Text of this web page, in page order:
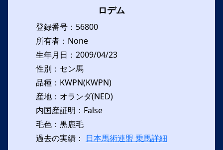
ロデム
登録番号：56800
所有者：None
生年月日：2009/04/23
性別：セン馬
品種：KWPN(KWPN)
産地：オランダ(NED)
内国産証明：False
毛色：黒鹿毛
過去の実績： 日本馬術連盟 乗馬詳細